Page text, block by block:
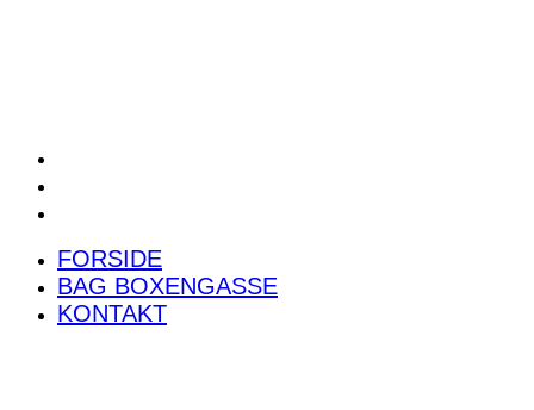
FORSIDE
BAG BOXENGASSE
KONTAKT